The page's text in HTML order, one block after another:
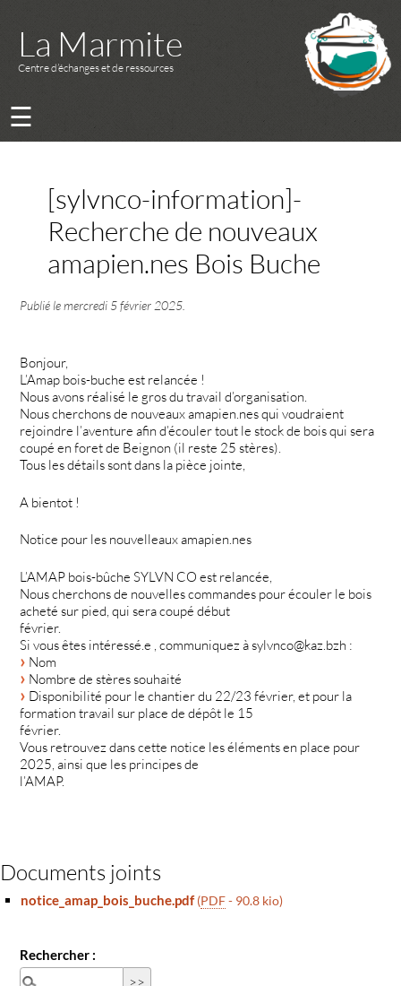
La Marmite
Centre d’échanges et de ressources
☰
[sylvnco-information]-
Recherche de nouveaux
amapien.nes Bois Buche
Publié lemercredi 5 février 2025
Bonjour,
L’Amap bois-buche est relancée !
Nous avons réalisé le gros du travail d’organisation.
Nous cherchons de nouveaux amapien.nes qui voudraient
rejoindre l’aventure afin d’écouler tout le stock de bois qui sera
coupé en foret de Beignon (il reste 25 stères).
Tous les détails sont dans la pièce jointe,
A bientot !
Notice pour les nouvelleaux amapien.nes
L’AMAP bois-bûche SYLVN CO est relancée,
Nous cherchons de nouvelles commandes pour écouler le bois
acheté sur pied, qui sera coupé début
février.
Si vous êtes intéressé.e , communiquez à sylvnco@kaz.bzh :
Nom
Nombre de stères souhaité
Disponibilité pour le chantier du 22/23 février, et pour la
formation travail sur place de dépôt le 15
février.
Vous retrouvez dans cette notice les éléments en place pour
2025, ainsi que les principes de
l’AMAP.
Documents joints
notice_amap_bois_buche.pdf (PDF- 90.8 kio)
Rechercher :